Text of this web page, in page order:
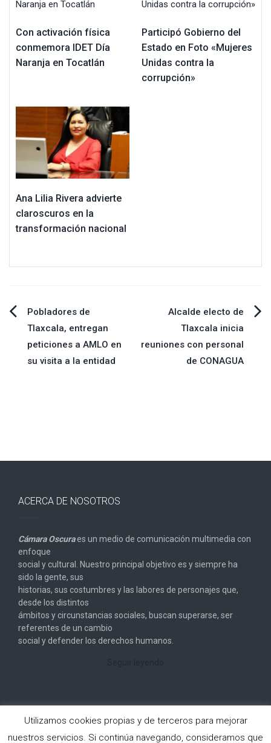
Con activación física
conmemora IDET Día
Naranja en Tocatlán
Participó Gobierno del
Estado en Foto «Mujeres
Unidas contra la
corrupción»
Ana Lilia Rivera advierte
claroscuros en la
transformación nacional
Navegación
de
Pobladores de
Tlaxcala, entregan
peticiones a AMLO en
su visita a la entidad
Alcalde electo de
Tlaxcala inicia
reuniones con personal
de CONAGUA
ACERCA DE NOSOTROS
Cámara Oscuraes un medio de comunicación multimedia con
enfoque
social y cultural. Nuestro principal objetivo es y siempre ha
sido la gente, sus
historias, sus costumbres y las labores de personajes que,
desde los distintos
ámbitos y circunstancias sociales, buscan superarse, ser
referentes de un cambio
social y defender los derechos humanos.
Copyright © 2026Cámara Oscura. All rights reserved.
Utilizamos cookies propias y de terceros para mejorar
nuestros servicios. Si continúa navegando, consideramos que